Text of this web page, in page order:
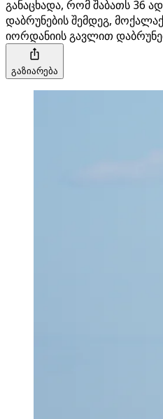
განაცხადა, რომ შაბათს 36
დაბრუნების შემდეგ,
იორდანიის გავლით
გაზიარება